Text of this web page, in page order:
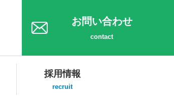
お問い合わせ
contact
採用情報
recruit